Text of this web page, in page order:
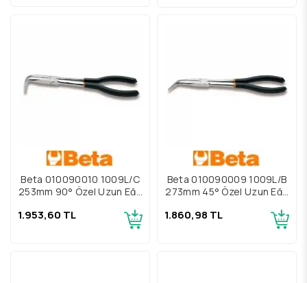
Beta 010090010 1009L/C
253mm 90° Özel Uzun Eğri
1.953,60 TL
Beta 010090009 1009L/B
273mm 45° Özel Uzun Eğri
1.860,98 TL